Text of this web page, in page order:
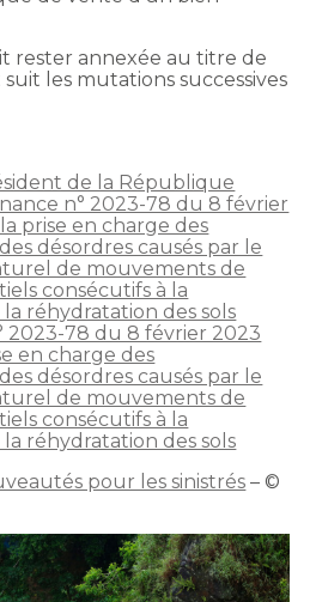
rester annexée au titre de
les mutations successives
de la République
n° 2023-78 du 8 février
prise en charge des
désordres causés par le
de mouvements de
consécutifs à la
la réhydratation des sols
2023-78 du 8 février 2023
en charge des
désordres causés par le
de mouvements de
consécutifs à la
la réhydratation des sols
pour les sinistrés – ©